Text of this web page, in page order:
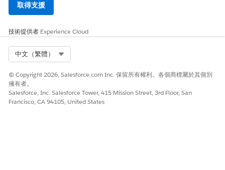
另請參照：
Salesforce 說明：設定數位體驗設定
Salesforce 說明：Discovery 架構與評估先決條件
Salesforce 說明：將權限集授權指派給使用者
此文章是否解決您的問題？
取得支援
技術提供者 Experience Cloud
中文（繁體）
© Copyright 2026, Salesforce.com Inc. 保留所有權利。各個商標屬於其個別
擁有者。
Salesforce, Inc. Salesforce Tower, 415 Mission Street, 3rd Floor, San
Francisco, CA 94105, United States